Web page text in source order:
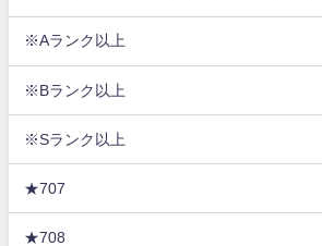
※Aランク以上
※Bランク以上
※Sランク以上
★707
★708